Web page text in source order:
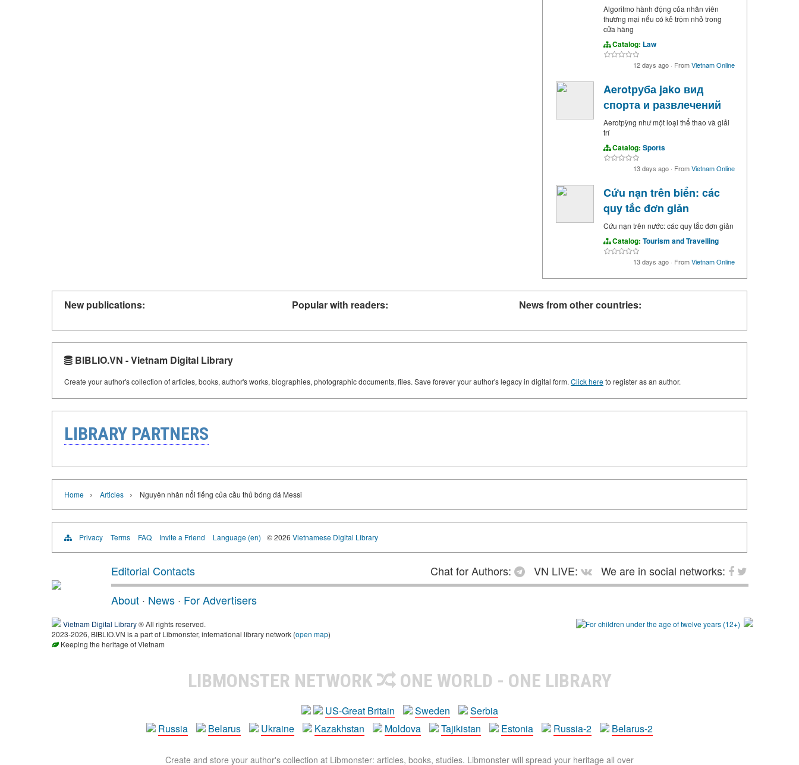
Algoritmo hành động của nhân viên
thương mại nếu có kẻ trộm nhỏ trong
cửa hàng
Catalog: Law
12 days ago · FromVietnam Online
Aerotруба jako вид
спорта и развлечений
Aerotру̀ng như một loại thể thao và giải
trí
Catalog: Sports
13 days ago · FromVietnam Online
Cứu nạn trên biển: các
quy tắc đơn giản
Cứu nạn trên nước: các quy tắc đơn giản
Catalog: Tourism and Travelling
13 days ago · FromVietnam Online
New publications: Popular with readers: News from other countries:
BIBLIO.VN - Vietnam Digital Library
Create your author's collection of articles, books, author's works, biographies, photographic documents, files. Save forever your author's legacy in digital form.Click hereto register as an author.
LIBRARY PARTNERS
Home › Articles › Nguyên nhân nổi tiếng của cầu thủ bóng đá Messi
Privacy Terms FAQ Invite a Friend Language (en) © 2026 Vietnamese Digital Library
Editorial Contacts Chat for Authors: VN LIVE:
We are in social networks:
About · News · For Advertisers
Vietnam Digital Library® All rights reserved.
2023-2026, BIBLIO.VN is a part of Libmonster, international library network (open map)
Keeping the heritage of Vietnam
LIBMONSTER NETWORK ONE WORLD - ONE LIBRARY
US-Great Britain Sweden
Serbia
Russia
Belarus Ukraine Kazakhstan Moldova Tajikistan Estonia Russia-2 Belarus-2
Create and store your author's collection at Libmonster: articles, books, studies. Libmonster will spread your heritage all over